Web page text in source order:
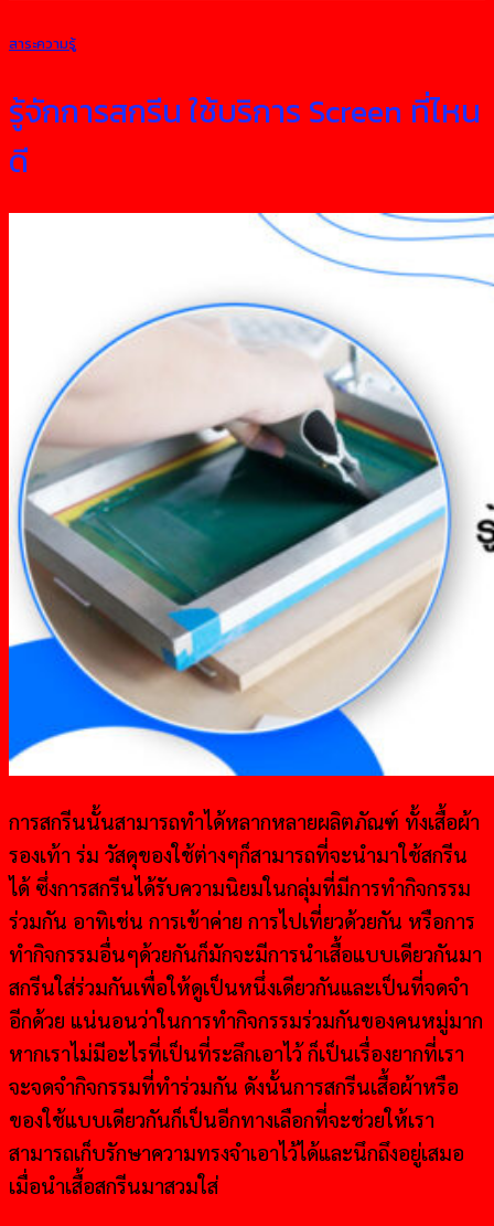
สาระความรู้
รู้จักการสกรีน ใช้บริการ Screen ที่ไหน
ดี
การสกรีนนั้นสามารถทำได้หลากหลายผลิตภัณฑ์ ทั้งเสื้อผ้า
รองเท้า ร่ม วัสดุของใช้ต่างๆก็สามารถที่จะนำมาใช้สกรีน
ได้ ซึ่งการสกรีนได้รับความนิยมในกลุ่มที่มีการทำกิจกรรม
ร่วมกัน อาทิเช่น การเข้าค่าย การไปเที่ยวด้วยกัน หรือการ
ทำกิจกรรมอื่นๆด้วยกันก็มักจะมีการนำเสื้อแบบเดียวกันมา
สกรีนใส่ร่วมกันเพื่อให้ดูเป็นหนึ่งเดียวกันและเป็นที่จดจำ
อีกด้วย แน่นอนว่าในการทำกิจกรรมร่วมกันของคนหมู่มาก
หากเราไม่มีอะไรที่เป็นที่ระลึกเอาไว้ ก็เป็นเรื่องยากที่เรา
จะจดจำกิจกรรมที่ทำร่วมกัน ดังนั้นการสกรีนเสื้อผ้าหรือ
ของใช้แบบเดียวกันก็เป็นอีกทางเลือกที่จะช่วยให้เรา
สามารถเก็บรักษาความทรงจำเอาไว้ได้และนึกถึงอยู่เสมอ
เมื่อนำเสื้อสกรีนมาสวมใส่